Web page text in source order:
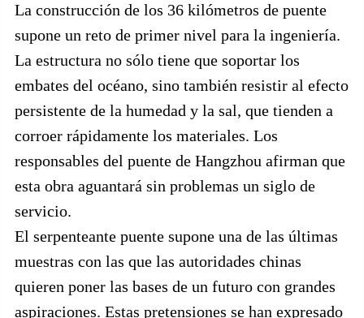
La construcción de los 36 kilómetros de puente
supone un reto de primer nivel para la ingeniería.
La estructura no sólo tiene que soportar los
embates del océano, sino también resistir al efecto
persistente de la humedad y la sal, que tienden a
corroer rápidamente los materiales. Los
responsables del puente de Hangzhou afirman que
esta obra aguantará sin problemas un siglo de
servicio.
El serpenteante puente supone una de las últimas
muestras con las que las autoridades chinas
quieren poner las bases de un futuro con grandes
aspiraciones. Estas pretensiones se han expresado